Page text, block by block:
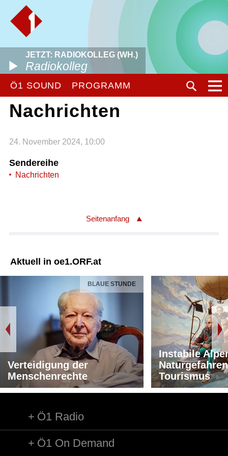
JETZT: RADIOKOLLEG (WH.)
Radiokolleg
Ö1 SOUND PROGRAMM
Nachrichten
24. November 2024, 10:00
Sendereihe
Nachrichten
Seitenanfang
Aktuell in oe1.ORF.at
BLAUE STUNDE
Verteidigung der
Menschenrechte
Instabile
Tourismus
Ö1 Radio
Ö1 On Demand